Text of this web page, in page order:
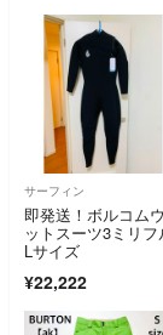
サーフィン
即発送！ボルコム
ットスーツ3ミリフ
Lサイズ
¥22,222